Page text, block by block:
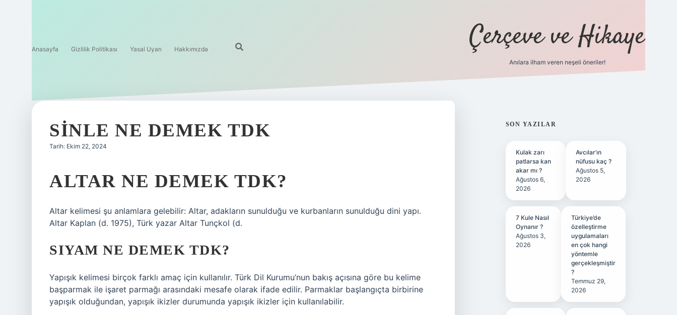
Anasayfa Gizlilik Politikası Yasal Uyarı Hakkımızda Çerçeve ve Hikaye
Anılara ilham veren neşeli öneriler!
SINLE NE DEMEK TDK
Tarih: Ekim 22, 2024
ALTAR NE DEMEK TDK?
Altar kelimesi şu anlamlara gelebilir: Altar, adakların sunulduğu ve kurbanların sunulduğu dini yapı.
Altar Kaplan (d. 1975), Türk yazar Altar Tunçkol (d.
SIYAM NE DEMEK TDK?
Yapışık kelimesi birçok farklı amaç için kullanılır. Türk Dil Kurumu’nun bakış açısına göre bu kelime
başparmak ile işaret parmağı arasındaki mesafe olarak ifade edilir. Parmaklar başlangıçta birbirine
yapışık olduğundan, yapışık ikizler durumunda yapışık ikizler için kullanılabilir.
SIDEBAR
SON YAZILAR
Kulak zarı
patlarsa kan
akar mı ?
Ağustos 6,
2026
Avcılar’ın
nüfusu kaç ?
Ağustos 5,
2026
7 Kule Nasıl
Oynanır ?
Ağustos 3,
2026
Türkiye’de
özelleştirme
uygulamaları
en çok hangi
yöntemle
gerçekleşmiştir
?
Temmuz 29,
2026